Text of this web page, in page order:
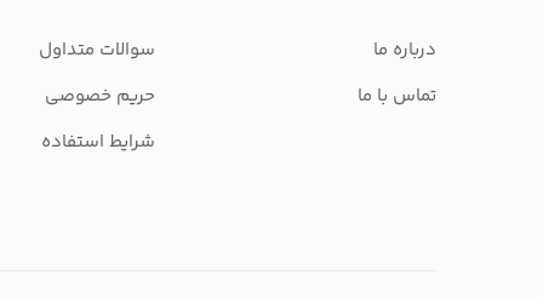
درباره ما
تماس با ما
سوالات متداول
حریم خصوصی
شرایط استفاده